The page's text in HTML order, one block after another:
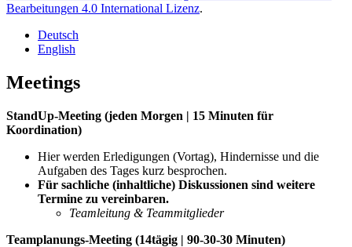
Bearbeitungen 4.0 International Lizenz.
Deutsch
English
Meetings
StandUp-Meeting (jeden Morgen | 15 Minuten für
Koordination)
Hier werden Erledigungen (Vortag), Hindernisse und die
Aufgaben des Tages kurz besprochen.
Für sachliche (inhaltliche) Diskussionen sind weitere
Termine zu vereinbaren.
Teamleitung & Teammitglieder
Teamplanungs-Meeting (14tägig | 90-30-30 Minuten)